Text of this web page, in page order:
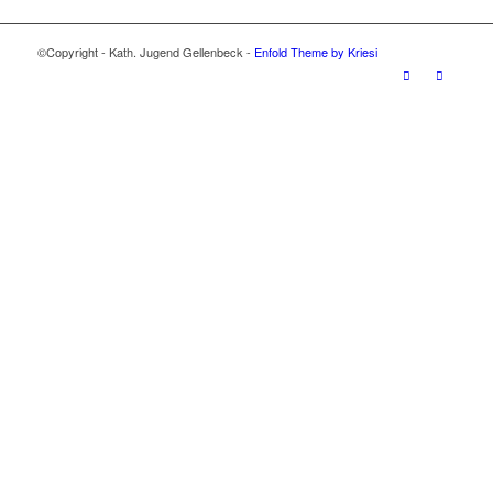
©Copyright - Kath. Jugend Gellenbeck - Enfold Theme by Kriesi